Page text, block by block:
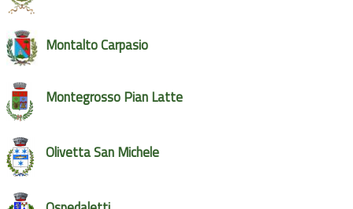
Montalto Carpasio
Montegrosso Pian Latte
Olivetta San Michele